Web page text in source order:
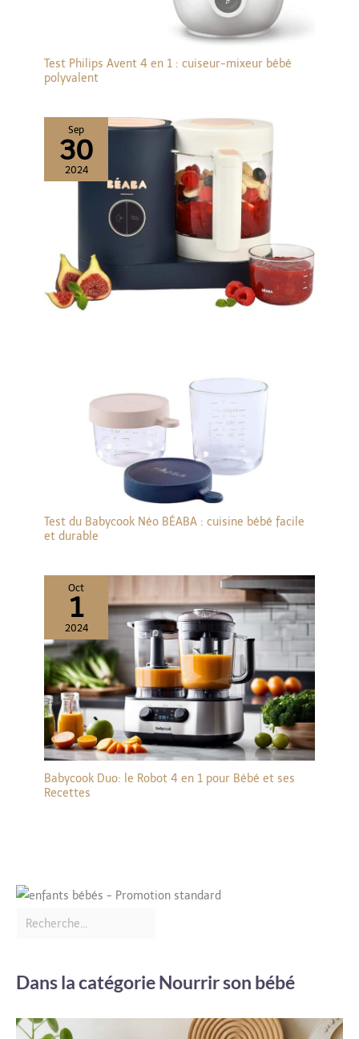
Test Philips Avent 4 en 1 : cuiseur-mixeur bébé
polyvalent
Sep
30
2024
Test du Babycook Néo BÉABA : cuisine bébé facile
et durable
Oct
1
2024
Babycook Duo: le Robot 4 en 1 pour Bébé et ses
Recettes
Dans la catégorie Nourrir son bébé